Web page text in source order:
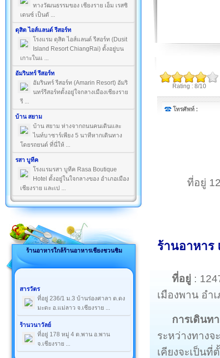
ทางวัฒนธรรมของ เชียงราย เอ็ม เรสซิ
เดนซ์ เป็นตั ...
ดุสิต ไอส์แลนด์ รีสอร์ท
โรงแรม ดุสิต ไอส์แลนด์ รีสอร์ท (Dusit
Island Resort ChiangRai) ตั้งอยู่บน
เกาะในแ ...
อัมรินทร์ รีสอร์ท
อัมรินทร์ รีสอร์ท (Amarin Resort) อัมริ
นทร์รีสอร์ทตั้งอยู่ใจกลางเมืองเชียงราย
รี ...
บ้าน สยาม
บ้าน สยาม ห่างจากถนนคนเดินและ
ไนท์บาซาร์เพียง 5 นาทีหากเดินทาง
โดยรถยนต์ ที่นี่ให้ ...
รสา บูทีค
โรงแรมรสา บูทีค Rasa Boutique
Hotel ตั้งอยู่ในใจกลางของ อำเภอเมือง
เชียงราย และเป ...
ร้านอาหารใกล้ร้านอาหารเชียงชวนชิม
สารวัตร
ที่อยู่ 236/1 ม.3 บ้านร่องศาลา ต.ดง
มะดะ อ.แม่ลาว จ.เชียงราย ...
ร้านวนาวัลย์
ที่อยู่ 178 หมู่ 4 ต.พาน อ.พาน
จ.เชียงราย ...
Rating : 8/10
โทรศัพท์ :
ที่อยู่
ร้านอาหาร
ที่อยู่ :
เมืองพาน อำ
การเดินท
ระหว่างทาง
เคียงจะเป็น